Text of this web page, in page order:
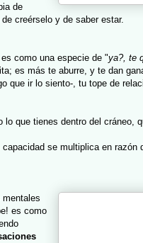
de
creérselo y de saber estar.
como una especie de "ya?, te
es más te aburre, y te dan
que ir lo siento-, tu tope de
que tienes dentro del cráneo,
se multiplica en razón
es como